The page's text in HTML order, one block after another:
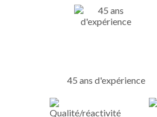
45 ans d'expérience